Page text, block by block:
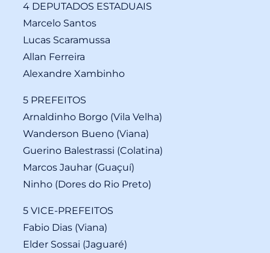
4 DEPUTADOS ESTADUAIS
Marcelo Santos
Lucas Scaramussa
Allan Ferreira
Alexandre Xambinho
5 PREFEITOS
Arnaldinho Borgo (Vila Velha)
Wanderson Bueno (Viana)
Guerino Balestrassi (Colatina)
Marcos Jauhar (Guaçuí)
Ninho (Dores do Rio Preto)
5 VICE-PREFEITOS
Fabio Dias (Viana)
Elder Sossai (Jaguaré)